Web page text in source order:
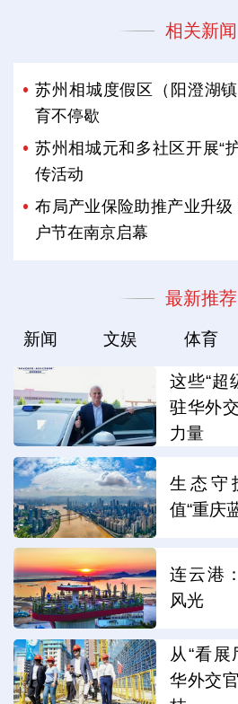
相关新闻
苏州相城度假区（阳澄湖
育不停歇
苏州相城元和多社区开展“
传活动
布局产业保险助推产业升
户节在南京启幕
最新推荐
新闻 文娱 体育
这些“超
驻华外
力量
生态守
值“重庆
连云港
风光
从“看展
华外交